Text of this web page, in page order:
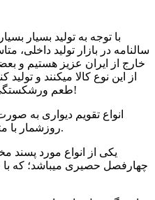
با توجه به تولید بسیار
سالنامه در بازار تولید داخلی،
خارج از ایران عزیز هستیم و
از این نوع کالا میکنند و
طعم ورشکستگی را از طرف هموطنان خود بچشد!
انواع تقویم دیواری به
روزشمار با متریال ها و چاپ متنوع تولید میشود.
یکی از انواع مورد پسند
چهارفصل حصیری میباشد؛ که